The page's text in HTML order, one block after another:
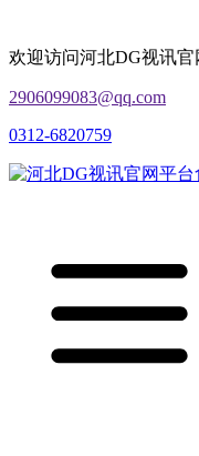
欢迎访问河北DG视讯官
2906099083@qq.com
0312-6820759